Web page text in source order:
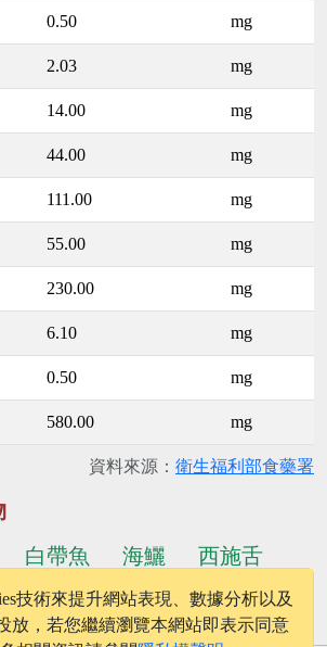
0.50 mg
2.03 mg
14.00 mg
44.00 mg
111.00 mg
55.00 mg
230.00 mg
6.10 mg
0.50 mg
580.00 mg
資料來源： 衛生福利部食藥署
白帶魚 海鱺
西施舌
紅眼鱸 ...更多食物
技術來提升網站表現、數據分析以及
放，若您繼續瀏覽本網站即表示同意